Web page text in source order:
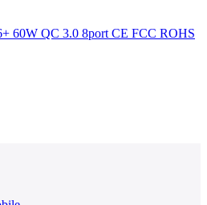
60W QC 3.0 8port CE FCC ROHS